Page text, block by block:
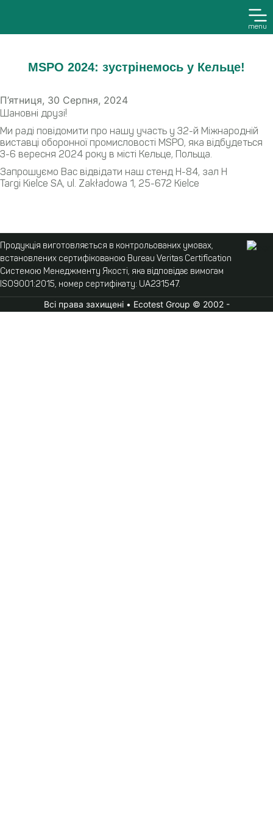
menu
MSPO 2024: зустрінемось у Кельце!
П’ятниця, 30 Серпня, 2024
Шановні друзі!
Ми раді повідомити про нашу участь у 32-й Міжнародній
виставці оборонної промисловості MSPO, яка відбудеться
3-6 вересня 2024 року в місті Кельце, Польща.
Запрошуємо Вас відвідати наш стенд H-84, зал H
Targi Kielce SA, ul. Zakładowa 1, 25-672 Kielce
Продукція виготовляється в контрольованих умовах,
встановлених сертифікованою Bureau Veritas Certification
Системою Менеджменту Якості, яка відповідає вимогам
ISO9001:2015, номер сертифікату: UA231547.
Всі права захищені • Ecotest Group © 2002 -